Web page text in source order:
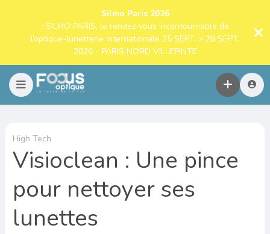
Silmo Paris 2026
: SILMO PARIS, le rendez-vous incontournable de
l’optique-lunetterie internationale 25 SEPT. > 28 SEPT.
2026 - PARIS NORD VILLEPINTE
High Tech
Visioclean : Une pince
pour nettoyer ses
lunettes